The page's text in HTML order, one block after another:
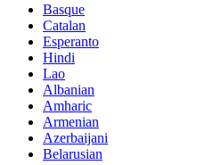
Basque
Catalan
Esperanto
Hindi
Lao
Albanian
Amharic
Armenian
Azerbaijani
Belarusian